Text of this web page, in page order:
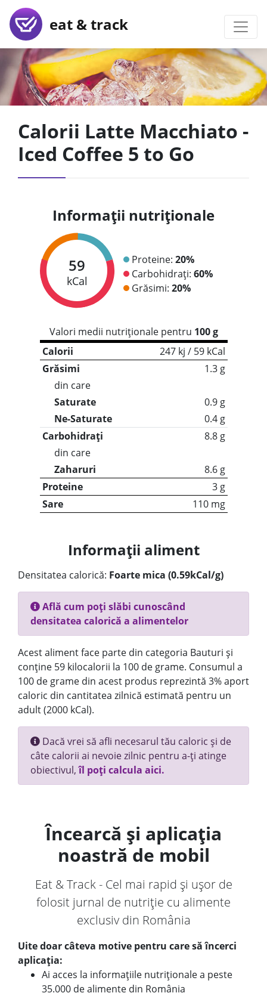
eat & track
Calorii Latte Macchiato -
Iced Coffee 5 to Go
Informații nutriționale
59
kCal
Proteine: 20%
Carbohidrați: 60%
Grăsimi: 20%
Valori medii nutriționale pentru 100 g
Calorii
247 kj / 59 kCal
Grăsimi
1.3 g
din care
Saturate
0.9 g
Ne-Saturate
0.4 g
Carbohidrați
8.8 g
din care
Zaharuri
8.6 g
Proteine
3 g
Sare
110 mg
Informații aliment
Densitatea calorică: Foarte mica (0.59kCal/g)
Află cum poți slăbi cunoscând
densitatea calorică a alimentelor
Acest aliment face parte din categoria Bauturi și
conține 59 kilocalorii la 100 de grame. Consumul a
100 de grame din acest produs reprezintă 3% aport
caloric din cantitatea zilnică estimată pentru un
adult (2000 kCal).
Dacă vrei să afli necesarul tău caloric și de
câte calorii ai nevoie zilnic pentru a-ți atinge
obiectivul,îl poți calcula aici.
Încearcă și aplicația
noastră de mobil
Eat & Track - Cel mai rapid și ușor de
folosit jurnal de nutriție cu alimente
exclusiv din România
Uite doar câteva motive pentru care să încerci
aplicația:
Ai acces la informațiile nutriționale a peste
35.000 de alimente din România